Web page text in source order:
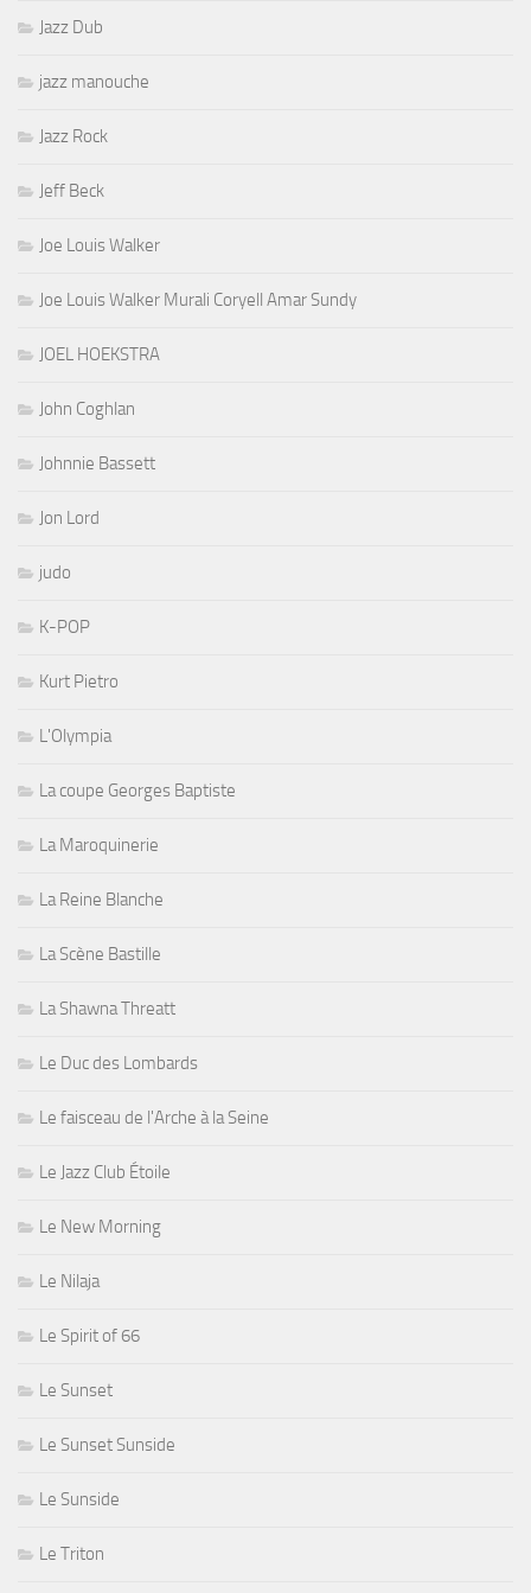
Jazz Dub
jazz manouche
Jazz Rock
Jeff Beck
Joe Louis Walker
Joe Louis Walker Murali Coryell Amar Sundy
JOEL HOEKSTRA
John Coghlan
Johnnie Bassett
Jon Lord
judo
K-POP
Kurt Pietro
L'Olympia
La coupe Georges Baptiste
La Maroquinerie
La Reine Blanche
La Scène Bastille
La Shawna Threatt
Le Duc des Lombards
Le faisceau de l'Arche à la Seine
Le Jazz Club Étoile
Le New Morning
Le Nilaja
Le Spirit of 66
Le Sunset
Le Sunset Sunside
Le Sunside
Le Triton